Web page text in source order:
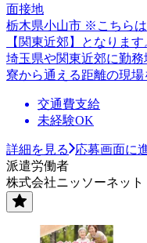
面接地
栃木県小山市 ※こちら
【関東近郊】となりま
埼玉県や関東近郊に勤務
寮から通える距離の現
交通費支給
未経験OK
詳細を見る
応募画面に
派遣労働者
株式会社ニッソーネッ